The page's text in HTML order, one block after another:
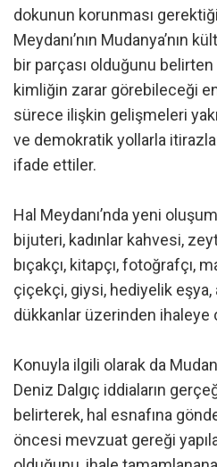
dokunun korunması
Meydanı’nın Mudanya’nın
bir parçası olduğunu
kimliğin zarar görebileceği
sürece ilişkin gelişmeleri
ve demokratik yollarla
ifade ettiler.
Hal Meydanı’nda yeni
bijuteri, kadınlar kahvesi,
bıçakçı, kitapçı, fotoğrafçı,
çiçekçi, giysi, hediyelik eşya,
dükkanlar üzerinden ihaleye
Konuyla ilgili olarak da
Deniz Dalgıç iddiaların
belirterek, hal esnafına
öncesi mevzuat gereği